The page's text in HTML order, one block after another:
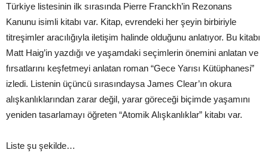
Türkiye listesinin ilk sırasında Pierre Franckh’in Rezonans
Kanunu isimli kitabı var. Kitap, evrendeki her şeyin birbiriyle
titreşimler aracılığıyla iletişim halinde olduğunu anlatıyor. Bu kitabı
Matt Haig’in yazdığı ve yaşamdaki seçimlerin önemini anlatan ve
fırsatlarını keşfetmeyi anlatan roman “Gece Yarısı Kütüphanesi”
izledi. Listenin üçüncü sırasındaysa James Clear’ın okura
alışkanlıklarından zarar değil, yarar göreceği biçimde yaşamını
yeniden tasarlamayı öğreten “Atomik Alışkanlıklar” kitabı var.
Liste şu şekilde…